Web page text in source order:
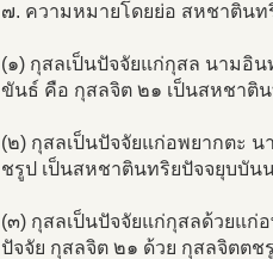
๗. ความหมายโดยย่อ สหชาตินท
(๑) กุสลเป็นปัจจัยแก่กุสล นามอิ
ขันธ์ คือ กุสลจิต ๒๑ เป็นสหชาติ
(๒) กุสลเป็นปัจจัยแก่อพยากตะ
ชรูป เป็นสหชาตินทริยปัจจยุบบัน
(๓) กุสลเป็นปัจจัยแก่กุสลด้วยแ
ปัจจัย กุสลจิต ๒๑ ด้วย กุสลจิตต